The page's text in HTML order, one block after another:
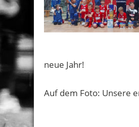
neue Jahr!
Auf dem Foto: Unsere